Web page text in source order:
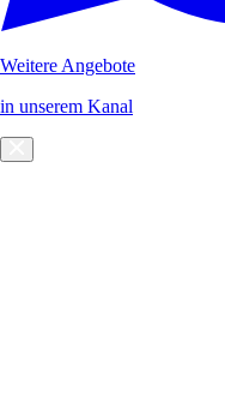
Weitere Angebote
in unserem Kanal